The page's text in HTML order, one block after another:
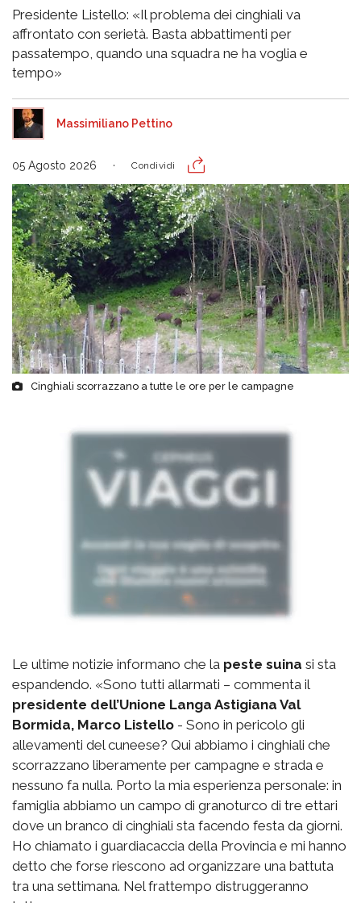
Presidente Listello: «Il problema dei cinghiali va
affrontato con serietà. Basta abbattimenti per
passatempo, quando una squadra ne ha voglia e
tempo»
Massimiliano Pettino
05 Agosto 2026 Condividi
Cinghiali scorrazzano a tutte le ore per le campagne
Le ultime notizie informano che la peste suina si sta
espandendo. «Sono tutti allarmati – commenta il
presidente dell’Unione Langa Astigiana Val
Bormida, Marco Listello - Sono in pericolo gli
allevamenti del cuneese? Qui abbiamo i cinghiali che
scorrazzano liberamente per campagne e strada e
nessuno fa nulla. Porto la mia esperienza personale: in
famiglia abbiamo un campo di granoturco di tre ettari
dove un branco di cinghiali sta facendo festa da giorni.
Ho chiamato i guardiacaccia della Provincia e mi hanno
detto che forse riescono ad organizzare una battuta
tra una settimana. Nel frattempo distruggeranno